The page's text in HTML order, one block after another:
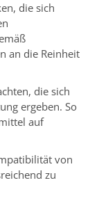
die sich
an die Reinheit
die sich
ergeben. So
auf
von
zu